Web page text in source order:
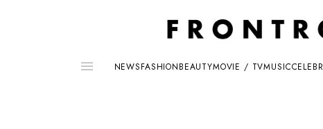
NEWSFASHIONBEAUTYMOVIE / TVMUSIC